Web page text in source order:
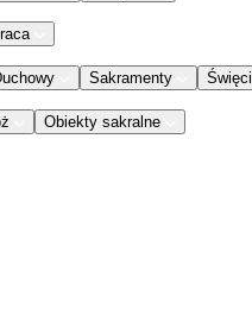
Sakramenty Święci
Obiekty sakralne